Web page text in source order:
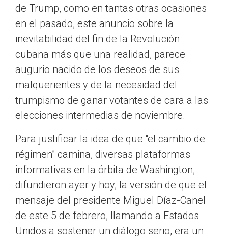
de Trump, como en tantas otras ocasiones
en el pasado, este anuncio sobre la
inevitabilidad del fin de la Revolución
cubana más que una realidad, parece
augurio nacido de los deseos de sus
malquerientes y de la necesidad del
trumpismo de ganar votantes de cara a las
elecciones intermedias de noviembre.
Para justificar la idea de que “el cambio de
régimen” camina, diversas plataformas
informativas en la órbita de Washington,
difundieron ayer y hoy, la versión de que el
mensaje del presidente Miguel Díaz-Canel
de este 5 de febrero, llamando a Estados
Unidos a sostener un diálogo serio, era un